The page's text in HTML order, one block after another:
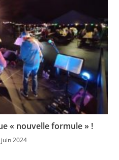
« nouvelle formule » !
2024